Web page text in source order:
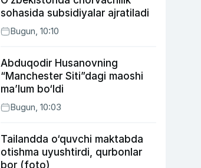
sohasida subsidiyalar ajratiladi
Bugun, 10:10
Abduqodir Husanovning
“Manchester Siti”dagi maoshi
ma’lum bo‘ldi
Bugun, 10:03
Tailandda o‘quvchi maktabda
otishma uyushtirdi, qurbonlar
bor (foto)